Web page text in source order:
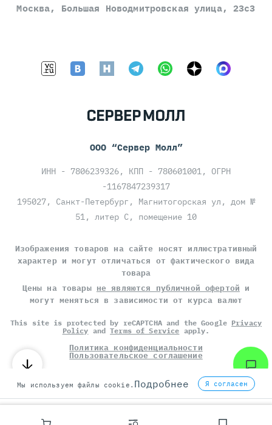
Москва, Большая Новодмитровская улица, 23с3
ООО “Сервер Молл”
ИНН - 7806239326, КПП - 780601001, ОГРН
-1167847239317
195027, Санкт-Петербург, Магнитогорская ул, дом №
51, литер С, помещение 10
Изображения товаров на сайте носят иллюстративный
характер и могут отличаться от фактического вида
товара
Цены на товары не являются публичной офертой и
могут меняться в зависимости от курса валют
This site is protected by reCAPTCHA and the Google Privacy
Policy andTerms of Service apply.
Политика конфиденциальности
Пользовательское соглашение
©СЕРВЕР МОЛЛ, 2014-2026
Мы используем файлы cookie. Подробнее Я согласен